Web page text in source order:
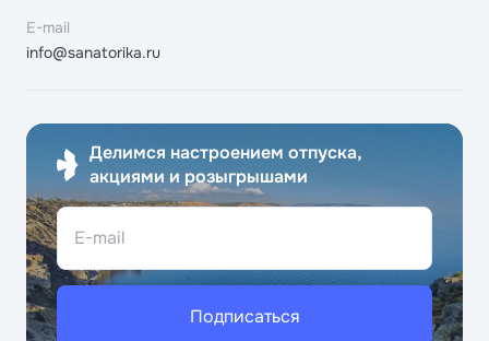
E-mail
info@sanatorika.ru
Делимся настроением отпуска,
акциями и розыгрышами
E-mail
Подписаться